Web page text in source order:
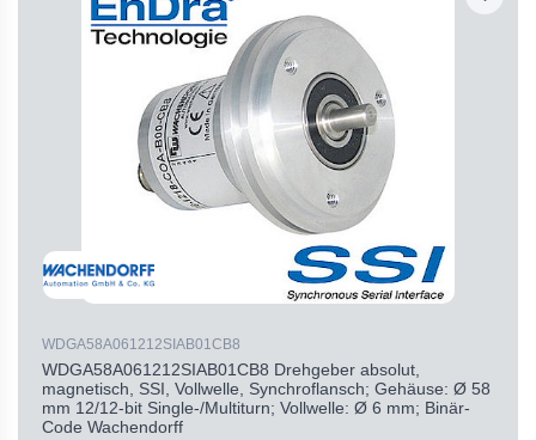
WDGA58A061212SIAB01CB8
WDGA58A061212SIAB01CB8 Drehgeber absolut,
magnetisch, SSI, Vollwelle, Synchroflansch; Gehäuse: Ø 58
mm 12/12-bit Single-/Multiturn; Vollwelle: Ø 6 mm; Binär-
Code Wachendorff